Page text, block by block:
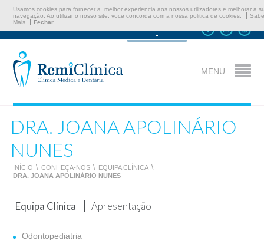
Usamos cookies para fornecer a melhor experiencia aos nossos utilizadores e melhorar a
navegação. Ao utilizar o nosso site, voce concorda com a nossa politica de cookies.
Mais
Fechar
MENU
DRA. JOANA APOLINÁRIO
NUNES
INÍCIO \ CONHEÇA-NOS \ EQUIPA CLÍNICA \
DRA. JOANA APOLINÁRIO NUNES
Equipa Clínica Apresentação
Odontopediatria